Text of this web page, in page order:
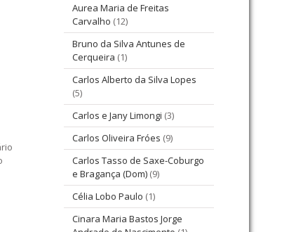
Aurea Maria de Freitas
Carvalho (12)
Bruno da Silva Antunes de
Cerqueira (1)
Carlos Alberto da Silva Lopes
(5)
Carlos e Jany Limongi (3)
Carlos Oliveira Fróes (9)
Carlos Tasso de Saxe-Coburgo
e Bragança (Dom) (9)
Célia Lobo Paulo (1)
Cinara Maria Bastos Jorge